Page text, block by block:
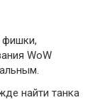
фишки,
WoW
найти танка